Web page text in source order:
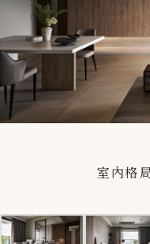
作品總覽
住宅 RESIDENTIAL
辦公 Office
商空 Commercial
室內格